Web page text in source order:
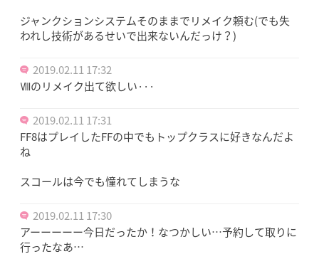
ジャンクションシステムそのままでリメイク頼む(でも失
われし技術があるせいで出来ないんだっけ？)
2019.02.11 17:32
Ⅷのリメイク出て欲しい···
2019.02.11 17:31
FF8はプレイしたFFの中でもトップクラスに好きなんだよ
ね
スコールは今でも憧れてしまうな
2019.02.11 17:30
アーーーーー今日だったか！なつかしい…予約して取りに
行ったなあ…